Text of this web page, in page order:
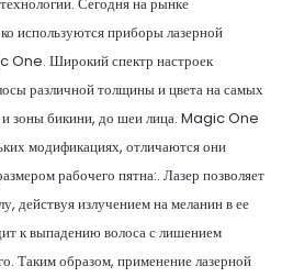
используются приборы лазерной
One. Широкий спектр настроек
различной толщины и цвета на самых
и зоны бикини, до шеи лица. Magic One
модификациях, отличаются они
рабочего пятна:. Лазер позволяет
действуя излучением на меланин в ее
к выпадению волоса с лишением
Таким образом, применение лазерной